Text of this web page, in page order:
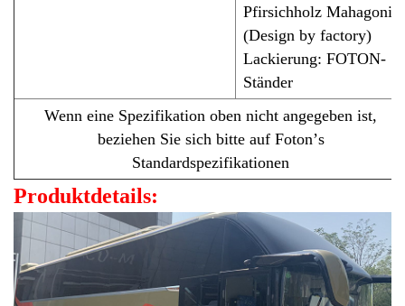
Pfirsichholz Mahagoni
(Design by factory)
Lackierung: FOTON-
Ständer
Wenn eine Spezifikation oben nicht angegeben ist,
beziehen Sie sich bitte auf Foton’s
Standardspezifikationen
Produktdetails: